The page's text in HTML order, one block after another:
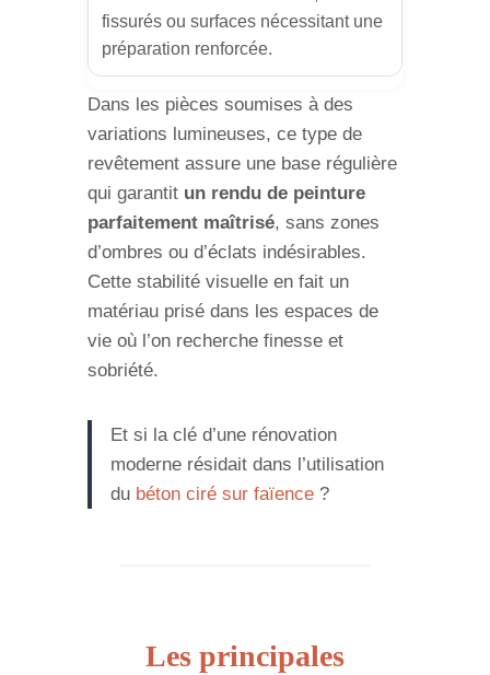
fissurés ou surfaces nécessitant une
préparation renforcée.
Dans les pièces soumises à des
variations lumineuses, ce type de
revêtement assure une base régulière
qui garantit un rendu de peinture
parfaitement maîtrisé, sans zones
d’ombres ou d’éclats indésirables.
Cette stabilité visuelle en fait un
matériau prisé dans les espaces de
vie où l’on recherche finesse et
sobriété.
Et si la clé d’une rénovation
moderne résidait dans l’utilisation
du béton ciré sur faïence ?
Les principales